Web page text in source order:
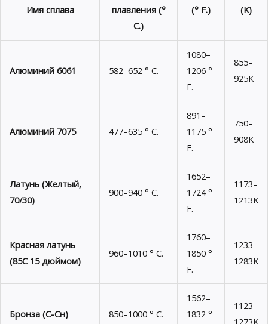
Имя сплава
плавления (°
C.)
(° F.) (K)
Алюминий 6061 582–652 ° C.
1080–
1206 °
F.
855–
925K
Алюминий 7075 477–635 ° C.
891–
1175 °
F.
750–
908K
Латунь (Желтый,
70/30)
900–940 ° C.
1652–
1724 °
F.
1173–
1213K
Красная латунь
(85С 15 дюймом)
960–1010 ° C.
1760–
1850 °
F.
1233–
1283K
Бронза (С-Сн) 850–1000 ° C.
1562–
1832 °
1123–
1273K